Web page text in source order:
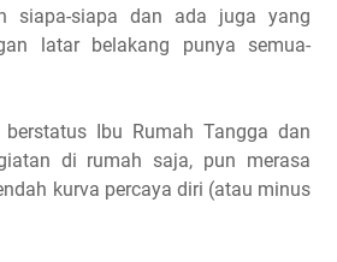
siapa-siapa dan ada juga yang
latar belakang punya semua-
Ibu Rumah Tangga dan
di rumah saja, pun merasa
kurva percaya diri (atau minus